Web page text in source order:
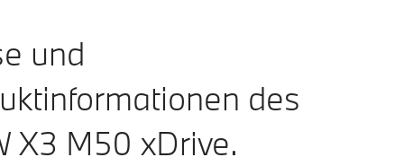
und
des
X3 M50 xDrive.